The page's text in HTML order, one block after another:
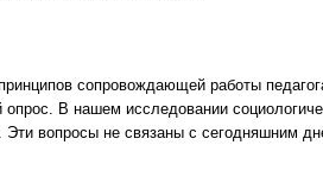
сопровождающей работы
В нашем исследовании
вопросы не связаны с сегодняшним